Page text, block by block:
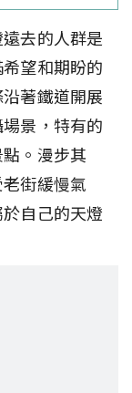
去的人群是
望和期盼的
著鐵道開展
景，特有的
。漫步其
街緩慢氣
自己的天燈